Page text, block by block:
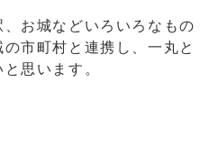
お城などいろいろなもの
市町村と連携し、一丸と
思います。